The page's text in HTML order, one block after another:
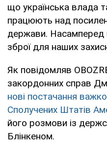
що українська влада
працюють над
держави. Насамперед
зброї для наших
Як повідомляв
закордонних справ
нові постачання
Сполучених Штатів
його розмови із
Блінкеном.